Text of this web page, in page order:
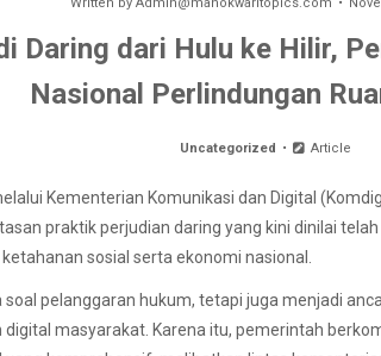
Daring dari Hulu ke Hilir,
Nasional Perlindungan
Uncategorized Article
Kementerian Komunikasi dan Digital
praktik perjudian daring yang kini dinilai
sosial serta ekonomi nasional.
soal pelanggaran hukum, tetapi juga menjadi
digital masyarakat. Karena itu, pemerintah